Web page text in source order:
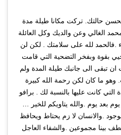
حالتك. تركت مكانا طيلة مدة
الغالي وعن والديك وكل العائلة
.فالحمد لله على سلامتك . لكن لن
بقوة وبفخر التضحية التي قامت
ان تبقى الى جانبك طيلة المدة ولم
وهو ما كان لكن رحمة الله كبيرة
كانت عليها بالنسبة لك . برافو
بعد يوم .والله يتاويكم للخير …
.والانسان لا زم يحتاط ويحافظ
بينا مجموعين .والشفاء العاجل